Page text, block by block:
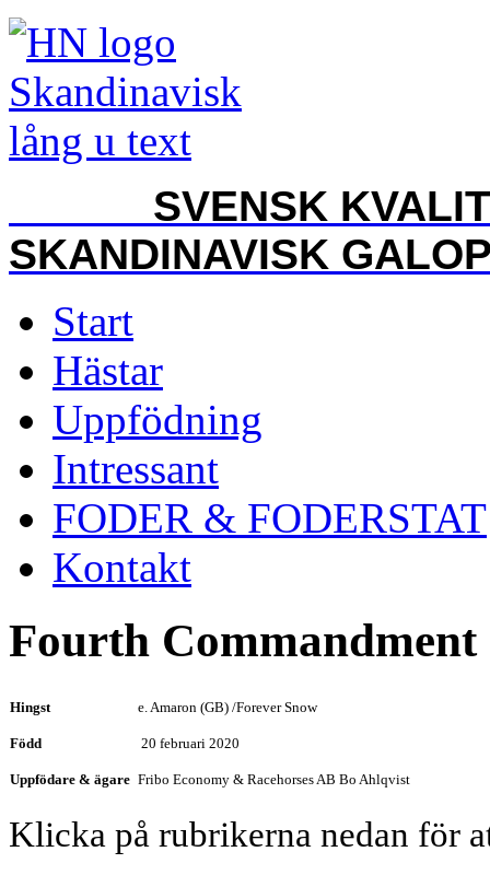
SVENSK
SKANDINAVISK
Start
Hästar
Uppfödning
Intressant
FODER & FODERSTAT
Kontakt
Fourth Commandment
Hingst e. Amaron (GB) /Forever Snow
Född 20 februari 2020
Uppfödare & ägare Fribo Economy & Racehorses AB Bo Ahlqvist
Klicka på rubrikerna nedan för